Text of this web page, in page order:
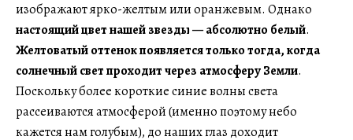
изображают ярко-желтым или оранжевым. Однако
настоящий цвет нашей звезды — абсолютно белый.
Желтоватый оттенок появляется только тогда, когда
солнечный свет проходит через атмосферу Земли.
Поскольку более короткие синие волны света
рассеиваются атмосферой (именно поэтому небо
кажется нам голубым), до наших глаз доходит